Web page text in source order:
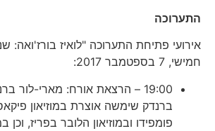
התערוכה
אירועי פתיחת התערוכה "לואיז בורז'ואה:
חמישי, 7 בספטמבר 2017:
19:00 – הרצאת אורח: מארי-לור
ברנדק שימשה אוצרת במוזיאון פיקאסו,
פומפידו ובמוזיאון הלובר בפריז, וכן